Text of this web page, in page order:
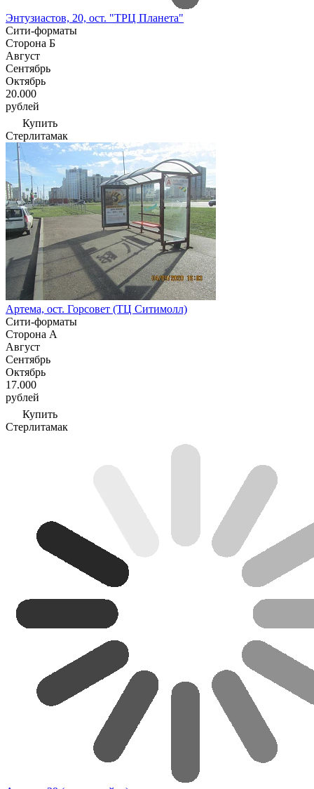
Энтузиастов, 20, ост. "ТРЦ Планета"
Сити-форматы
Сторона Б
Август
Сентябрь
Октябрь
20.000
рублей
Купить
Стерлитамак
Артема, ост. Горсовет (ТЦ Ситимолл)
Сити-форматы
Сторона А
Август
Сентябрь
Октябрь
17.000
рублей
Купить
Стерлитамак